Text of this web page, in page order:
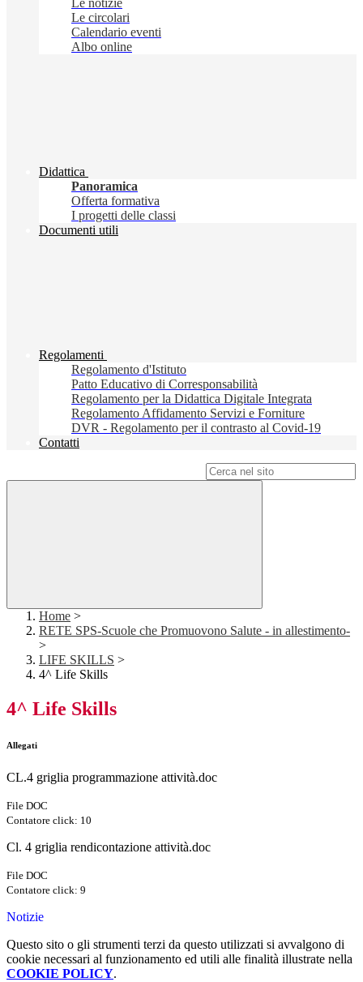
Le notizie
Le circolari
Calendario eventi
Albo online
Didattica
Panoramica
Offerta formativa
I progetti delle classi
Documenti utili
Regolamenti
Regolamento d'Istituto
Patto Educativo di Corresponsabilità
Regolamento per la Didattica Digitale Integrata
Regolamento Affidamento Servizi e Forniture
DVR - Regolamento per il contrasto al Covid-19
Contatti
Home >
RETE SPS-Scuole che Promuovono Salute - in allestimento-
>
LIFE SKILLS >
4^ Life Skills
4^ Life Skills
Allegati
CL.4 griglia programmazione attività.doc
File DOC
Contatore click: 10
Cl. 4 griglia rendicontazione attività.doc
File DOC
Contatore click: 9
Notizie
Questo sito o gli strumenti terzi da questo utilizzati si avvalgono di
cookie necessari al funzionamento ed utili alle finalità illustrate nella
COOKIE POLICY.